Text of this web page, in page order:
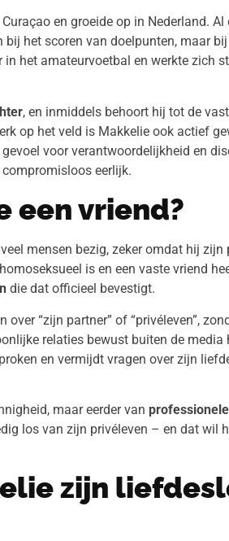
en groeide op in Nederland. Al
het scoren van doelpunten, maar
het amateurvoetbal en werkte zich
, en inmiddels behoort hij tot de
op het veld is Makkelie ook actief
voor verantwoordelijkheid en
eerlijk.
een vriend?
mensen bezig, zeker omdat hij zijn
is en een vaste vriend
die dat officieel bevestigt.
“zijn partner” of “privéleven”,
relaties bewust buiten de media
en vermijdt vragen over zijn
maar eerder van
los van zijn privéleven – en dat wil
zijn